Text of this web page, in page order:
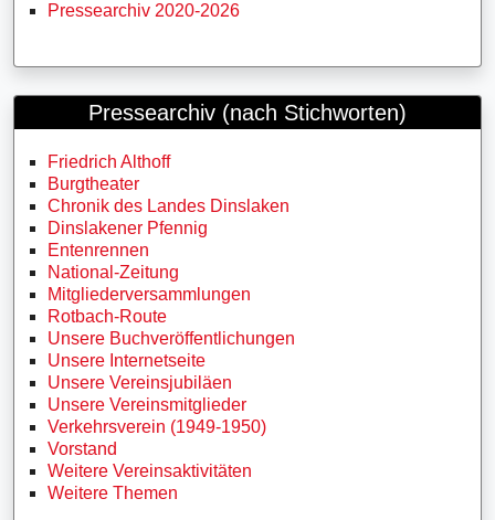
Pressearchiv 2020-2026
Pressearchiv (nach Stichworten)
Friedrich Althoff
Burgtheater
Chronik des Landes Dinslaken
Dinslakener Pfennig
Entenrennen
National-Zeitung
Mitgliederversammlungen
Rotbach-Route
Unsere Buchveröffentlichungen
Unsere Internetseite
Unsere Vereinsjubiläen
Unsere Vereinsmitglieder
Verkehrsverein (1949-1950)
Vorstand
Weitere Vereinsaktivitäten
Weitere Themen